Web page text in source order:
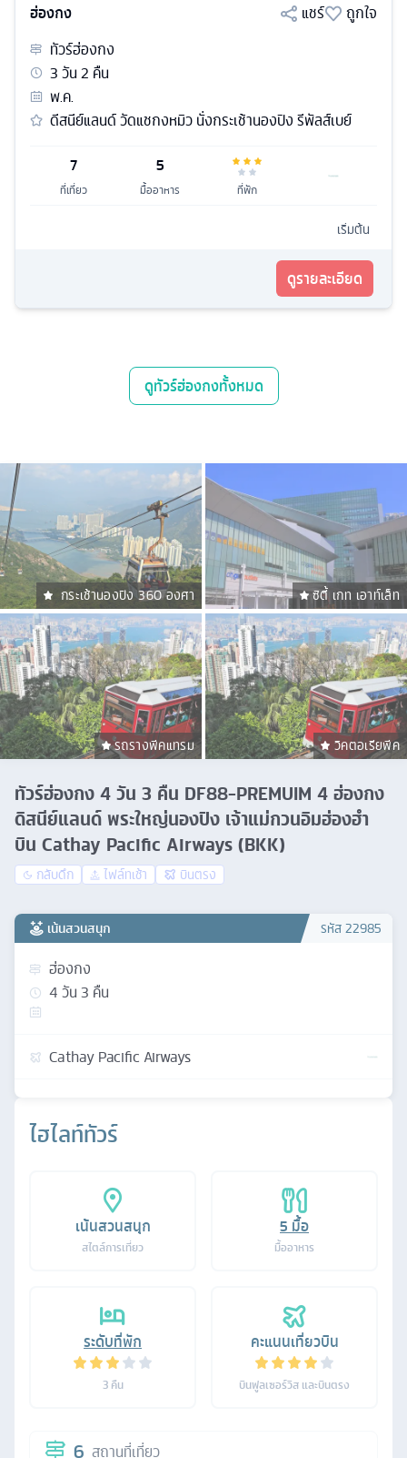
ฮ่องกง แชร์
ถูกใจ
ทัวร์ฮ่องกง
3วัน2 คืน
พ.ค.
ดีสนีย์แลนด์ วัดแชกงหมิว นั่งกระเช้านองปิง รีพัลส์เบย์
7
ที่เที่ยว
5
มื้ออาหาร ที่พัก
เริ่มต้น
ดูรายละเอียด
ดูทัวร์ฮ่องกงทั้งหมด
กระเช้านองปิง 360 องศา ซิตี้ เกท เอาท์เล็ท
รถรางพีคแทรม วิคตอเรียพีค
ทัวร์ฮ่องกง 4 วัน 3 คืน DF88-PREMUIM 4 ฮ่องกง
ดิสนีย์แลนด์ พระใหญ่นองปิง เจ้าแม่กวนอิมฮ่องฮำ
บิน Cathay Pacific Airways (BKK)
กลับดึก ไฟล์ทเช้า บินตรง
ไฮไลท์ทัวร์
เน้นสวนสนุก
สไตล์การเที่ยว
5 มื้อ
มื้ออาหาร
ระดับที่พัก
3คืน
คะแนนเที่ยวบิน
บินฟูลเซอร์วิส และบินตรง
6 สถานที่เที่ยว
เน้นสวนสนุก รหัส22985
ฮ่องกง
4วัน3 คืน
Cathay Pacific Airways